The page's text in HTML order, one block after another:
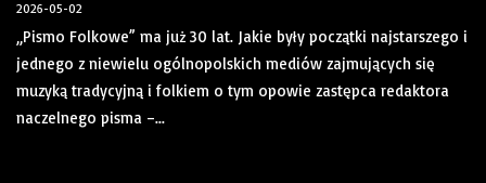
2026-05-02
„Pismo Folkowe” ma już 30 lat. Jakie były początki najstarszego i
jednego z niewielu ogólnopolskich mediów zajmujących się
muzyką tradycyjną i folkiem o tym opowie zastępca redaktora
naczelnego pisma –...